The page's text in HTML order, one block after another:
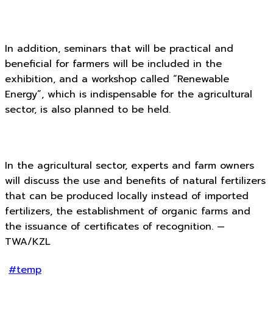
In addition, seminars that will be practical and
beneficial for farmers will be included in the
exhibition, and a workshop called “Renewable
Energy”, which is indispensable for the agricultural
sector, is also planned to be held.
In the agricultural sector, experts and farm owners
will discuss the use and benefits of natural fertilizers
that can be produced locally instead of imported
fertilizers, the establishment of organic farms and
the issuance of certificates of recognition. —
TWA/KZL
#temp